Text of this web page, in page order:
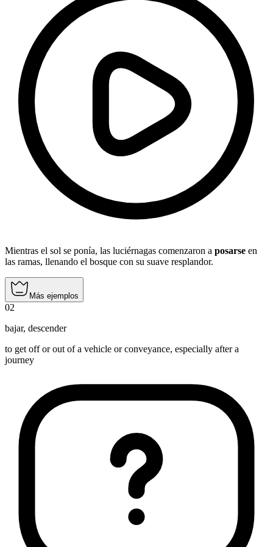
Mientras el sol se ponía, las luciérnagas comenzaron a posarse en
las ramas, llenando el bosque con su suave resplandor.
Más ejemplos
02
bajar, descender
to get off or out of a vehicle or conveyance, especially after a
journey